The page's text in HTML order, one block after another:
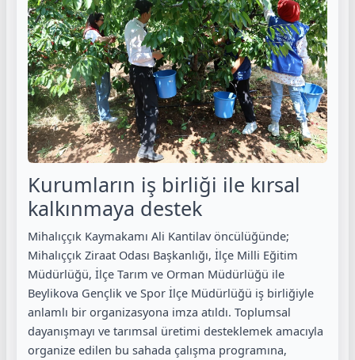
Kurumların iş birliği ile kırsal
kalkınmaya destek
Mihalıççık Kaymakamı Ali Kantilav öncülüğünde;
Mihalıççık Ziraat Odası Başkanlığı, İlçe Milli Eğitim
Müdürlüğü, İlçe Tarım ve Orman Müdürlüğü ile
Beylikova Gençlik ve Spor İlçe Müdürlüğü iş birliğiyle
anlamlı bir organizasyona imza atıldı. Toplumsal
dayanışmayı ve tarımsal üretimi desteklemek amacıyla
organize edilen bu sahada çalışma programına,